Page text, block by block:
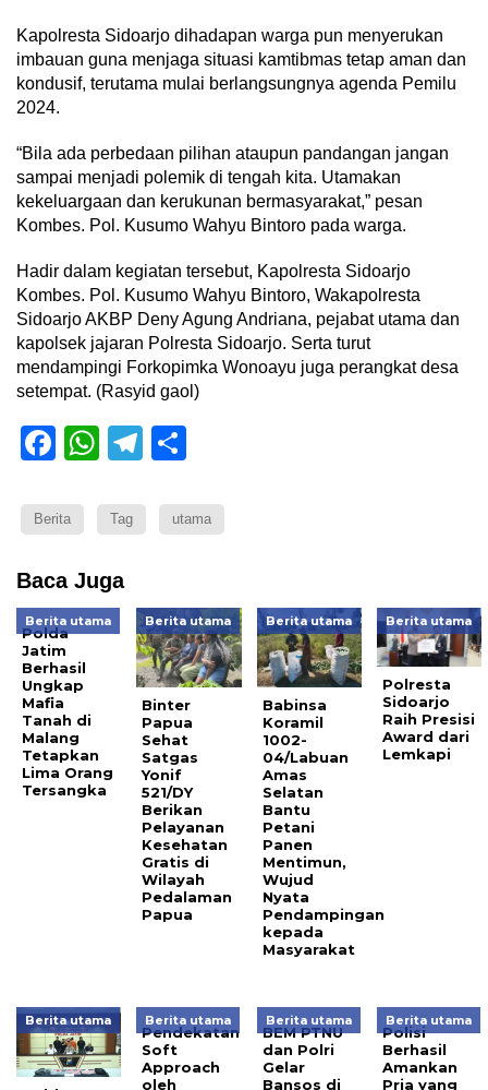
Kapolresta Sidoarjo dihadapan warga pun menyerukan
imbauan guna menjaga situasi kamtibmas tetap aman dan
kondusif, terutama mulai berlangsungnya agenda Pemilu
2024.
“Bila ada perbedaan pilihan ataupun pandangan jangan
sampai menjadi polemik di tengah kita. Utamakan
kekeluargaan dan kerukunan bermasyarakat,” pesan
Kombes. Pol. Kusumo Wahyu Bintoro pada warga.
Hadir dalam kegiatan tersebut, Kapolresta Sidoarjo
Kombes. Pol. Kusumo Wahyu Bintoro, Wakapolresta
Sidoarjo AKBP Deny Agung Andriana, pejabat utama dan
kapolsek jajaran Polresta Sidoarjo. Serta turut
mendampingi Forkopimka Wonoayu juga perangkat desa
setempat. (Rasyid gaol)
Facebook
WhatsApp
Telegram
Berita Tag utama
Baca Juga
Berita utama
Polda
Jatim
Berhasil
Ungkap
Mafia
Tanah di
Malang
Tetapkan
Lima Orang
Tersangka
Berita utama
Binter
Papua
Sehat
Satgas
Yonif
521/DY
Berikan
Pelayanan
Kesehatan
Gratis di
Wilayah
Pedalaman
Papua
Berita utama
Babinsa
Koramil
1002-
04/Labuan
Amas
Selatan
Bantu
Petani
Panen
Mentimun,
Wujud
Nyata
Pendampingan
kepada
Masyarakat
Berita utama
Polresta
Sidoarjo
Raih Presisi
Award dari
Lemkapi
Berita utama Berita utama
Pendekatan
Soft
Approach
oleh
Berita utama
BEM PTNU
dan Polri
Gelar
Bansos di
Berita utama
Polisi
Berhasil
Amankan
Pria yang